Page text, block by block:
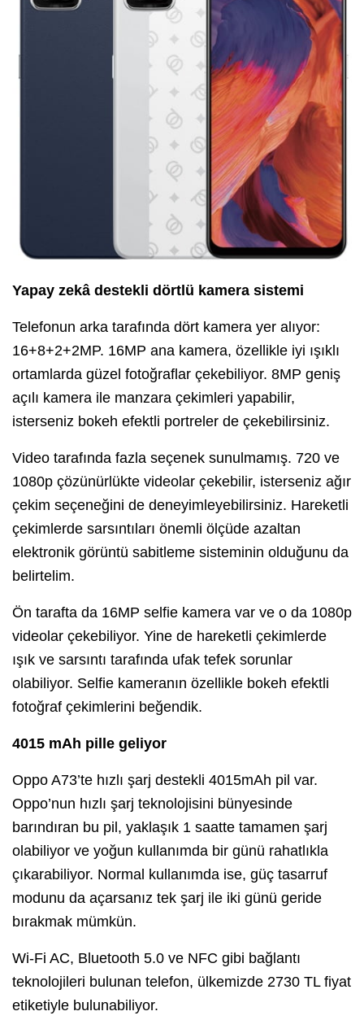
Yapay zekâ destekli dörtlü kamera sistemi
Telefonun arka tarafında dört kamera yer alıyor:
16+8+2+2MP. 16MP ana kamera, özellikle iyi ışıklı
ortamlarda güzel fotoğraflar çekebiliyor. 8MP geniş
açılı kamera ile manzara çekimleri yapabilir,
isterseniz bokeh efektli portreler de çekebilirsiniz.
Video tarafında fazla seçenek sunulmamış. 720 ve
1080p çözünürlükte videolar çekebilir, isterseniz ağır
çekim seçeneğini de deneyimleyebilirsiniz. Hareketli
çekimlerde sarsıntıları önemli ölçüde azaltan
elektronik görüntü sabitleme sisteminin olduğunu da
belirtelim.
Ön tarafta da 16MP selfie kamera var ve o da 1080p
videolar çekebiliyor. Yine de hareketli çekimlerde
ışık ve sarsıntı tarafında ufak tefek sorunlar
olabiliyor. Selfie kameranın özellikle bokeh efektli
fotoğraf çekimlerini beğendik.
4015 mAh pille geliyor
Oppo A73’te hızlı şarj destekli 4015mAh pil var.
Oppo’nun hızlı şarj teknolojisini bünyesinde
barındıran bu pil, yaklaşık 1 saatte tamamen şarj
olabiliyor ve yoğun kullanımda bir günü rahatlıkla
çıkarabiliyor. Normal kullanımda ise, güç tasarruf
modunu da açarsanız tek şarj ile iki günü geride
bırakmak mümkün.
Wi-Fi AC, Bluetooth 5.0 ve NFC gibi bağlantı
teknolojileri bulunan telefon, ülkemizde 2730 TL fiyat
etiketiyle bulunabiliyor.